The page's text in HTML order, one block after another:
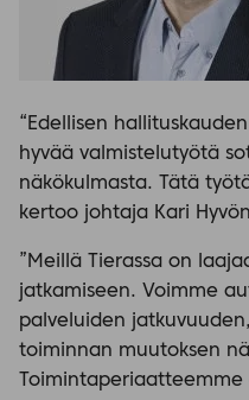
“Edellisen
hyvää valmistelutyötä
näkökulmasta. Tätä
kertoo johtaja Kari
”Meillä Tierassa on
jatkamiseen. Voimme
palveluiden
toiminnan muutoksen